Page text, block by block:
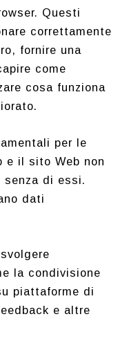
Questi
correttamente
fornire una
come
cosa funziona
per le
e il sito Web non
senza di essi.
dati
la condivisione
piattaforme di
e altre